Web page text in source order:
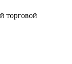
торговой